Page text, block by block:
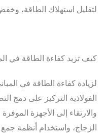
لتقليل استهلاك الطاقة، وخفض
كيف تزيد كفاءة الطاقة في
لزيادة كفاءة الطاقة في
الفولاذية التركيز على دمج
والارتقاء إلى الأجهزة
الزجاج، واستخدام أنظمة